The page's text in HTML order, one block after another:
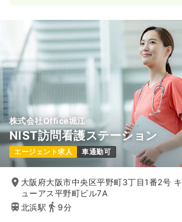
株式会社Office堀江
NIST訪問看護ステーション
エージェント求人 車通勤可
大阪府大阪市中央区平野町3丁目1番2号 キ
ューアス平野町ビル7A
北浜駅
9分